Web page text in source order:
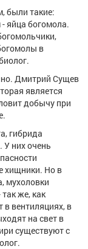
были такие:
яйца богомола.
в
Дмитрий Сущев
является
добычу при
гибрида
У них очень
хищники. Но в
мухоловки
же, как
вентиляциях, в
на свет в
существуют с